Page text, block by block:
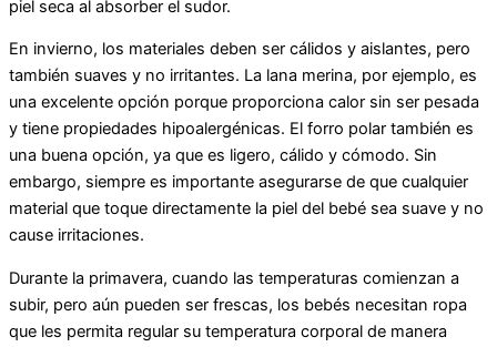
piel seca al absorber el sudor.
En invierno, los materiales deben ser cálidos y aislantes, pero
también suaves y no irritantes. La lana merina, por ejemplo, es
una excelente opción porque proporciona calor sin ser pesada
y tiene propiedades hipoalergénicas. El forro polar también es
una buena opción, ya que es ligero, cálido y cómodo. Sin
embargo, siempre es importante asegurarse de que cualquier
material que toque directamente la piel del bebé sea suave y no
cause irritaciones.
Durante la primavera, cuando las temperaturas comienzan a
subir, pero aún pueden ser frescas, los bebés necesitan ropa
que les permita regular su temperatura corporal de manera